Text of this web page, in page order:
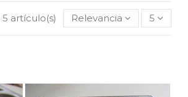
artículo(s) Relevancia 5